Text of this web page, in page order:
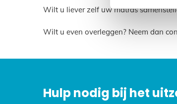
Wilt u liever zelf uw matras
Wilt u even overleggen? Neem dan
Hulp nodig bij het